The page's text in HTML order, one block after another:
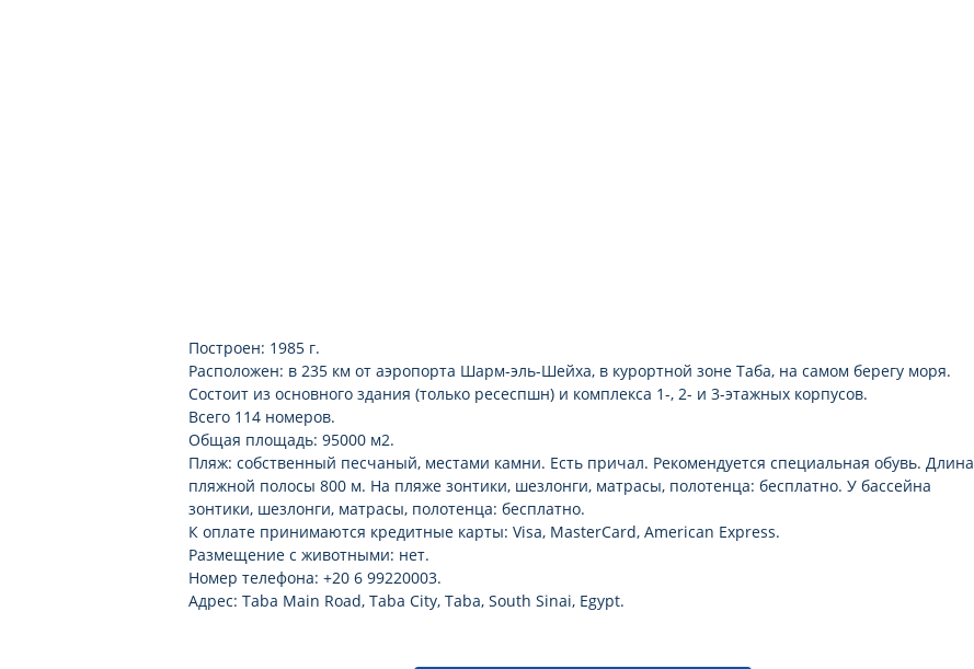
Построен: 1985 г.
Расположен: в 235 км от аэропорта Шарм-эль-Шейха, в курортной зоне Таба, на самом берегу моря.
Состоит из основного здания (только ресеспшн) и комплекса 1-, 2- и 3-этажных корпусов.
Всего 114 номеров.
Общая площадь: 95000 м2.
Пляж: собственный песчаный, местами камни. Есть причал. Рекомендуется специальная обувь. Длина
пляжной полосы 800 м. На пляже зонтики, шезлонги, матрасы, полотенца: бесплатно. У бассейна
зонтики, шезлонги, матрасы, полотенца: бесплатно.
К оплате принимаются кредитные карты: Visa, MasterCard, American Express.
Размещение с животными: нет.
Номер телефона: +20 6 99220003.
Адрес: Taba Main Road, Taba City, Taba, South Sinai, Egypt.